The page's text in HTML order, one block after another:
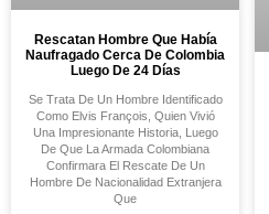
Rescatan Hombre Que Había
Naufragado Cerca De Colombia
Luego De 24 Días
Se Trata De Un Hombre Identificado
Como Elvis François, Quien Vivió
Una Impresionante Historia, Luego
De Que La Armada Colombiana
Confirmara El Rescate De Un
Hombre De Nacionalidad Extranjera
Que